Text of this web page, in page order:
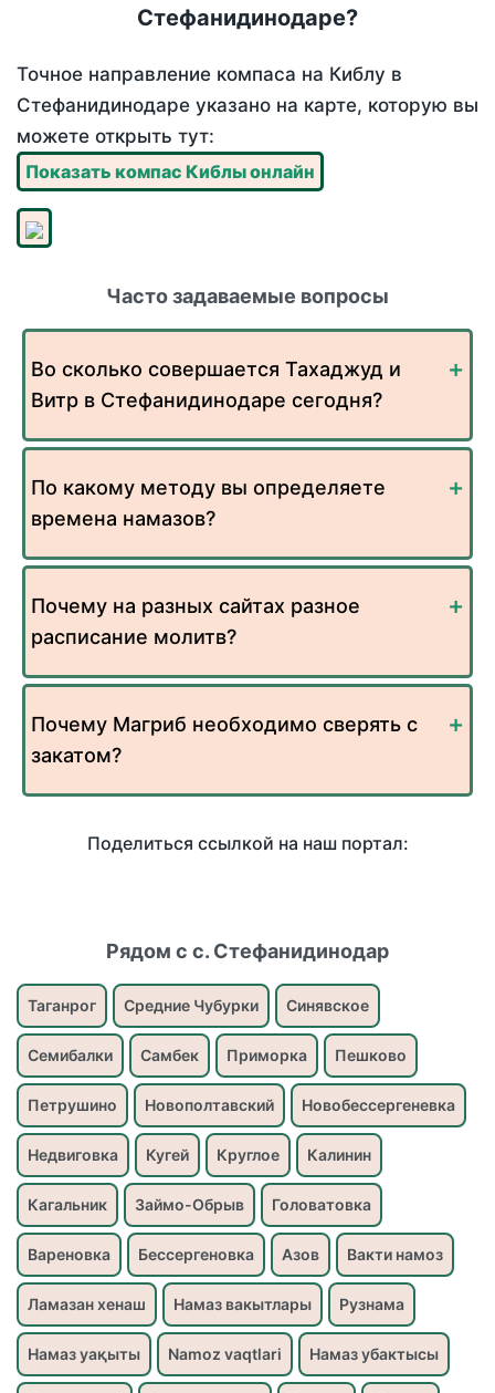
Стефанидинодаре?
Точное направление компаса на Киблу в
Стефанидинодаре указано на карте, которую вы
можете открыть тут:
Показать компас Киблы онлайн
Часто задаваемые вопросы
Во сколько совершается Тахаджуд и
Витр в Стефанидинодаре сегодня?
По какому методу вы определяете
времена намазов?
Почему на разных сайтах разное
расписание молитв?
Почему Магриб необходимо сверять с
закатом?
Поделиться ссылкой на наш портал:
Рядом с с. Стефанидинодар
Таганрог Средние Чубурки Синявское
Семибалки Самбек Приморка Пешково
Петрушино Новополтавский Новобессергеневка
Недвиговка Кугей Круглое Калинин
Кагальник Займо-Обрыв Головатовка
Вареновка Бессергеновка Азов Вакти намоз
Ламазан хенаш Намаз вакытлары Рузнама
Намаз уақыты Namoz vaqtlari Намаз убактысы